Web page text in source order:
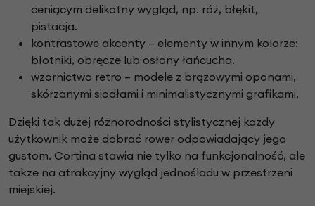
ceniącym delikatny wygląd, np. róż, błękit,
pistacja.
kontrastowe akcenty – elementy w innym kolorze:
błotniki, obręcze lub osłony łańcucha.
wzornictwo retro – modele z brązowymi oponami,
skórzanymi siodłami i minimalistycznymi grafikami.
Dzięki tak dużej różnorodności stylistycznej każdy
użytkownik może dobrać rower odpowiadający jego
gustom. Cortina stawia nie tylko na funkcjonalność, ale
także na atrakcyjny wygląd jednośladu w przestrzeni
miejskiej.